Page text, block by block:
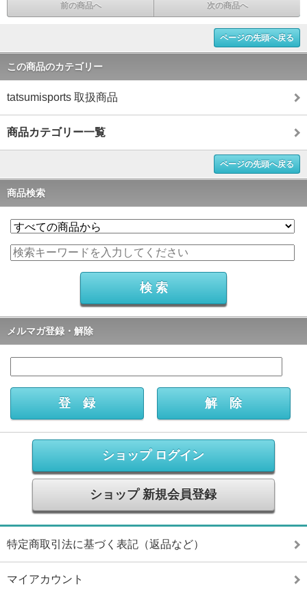
前の商品へ 次の商品へ
ページの先頭へ戻る
この商品のカテゴリー
tatsumisports 取扱商品
商品カテゴリー一覧
ページの先頭へ戻る
商品検索
メルマガ登録・解除
ショップ ログイン
ショップ 新規会員登録
特定商取引法に基づく表記（返品など）
マイアカウント